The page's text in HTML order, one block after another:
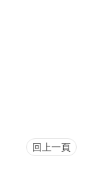
回上一頁